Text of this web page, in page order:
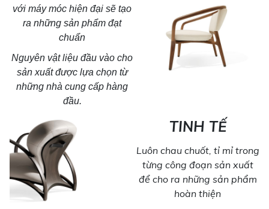
với máy móc hiện đại sẽ tạo
ra những sản phẩm đạt
chuẩn
Nguyên vật liệu đầu vào cho
sản xuất được lựa chọn từ
những nhà cung cấp hàng
đầu.
TINH TẾ
Luôn chau chuốt, tỉ mỉ trong
từng công đoạn sản xuất
để cho ra những sản phẩm
hoàn thiện